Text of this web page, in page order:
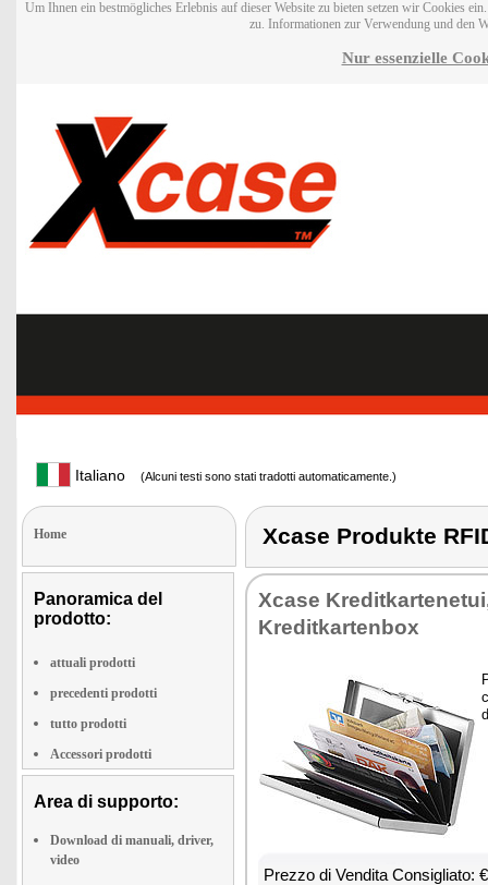
Um Ihnen ein bestmögliches Erlebnis auf dieser Website zu bieten setzen wir Cookies
zu. Informationen zur Verwendung und den
Nur essenzielle
Italiano (Alcuni testi sono stati tradotti automaticamente.)
Home
Panoramica del
prodotto:
attuali prodotti
precedenti prodotti
tutto prodotti
Accessori prodotti
Area di supporto:
Download di manuali, driver,
video
Xcase Produkte
Xca­se
Kre­di­t­kar­ten­box
Prez­zo di Ven­di­ta Con­si­glia­to: